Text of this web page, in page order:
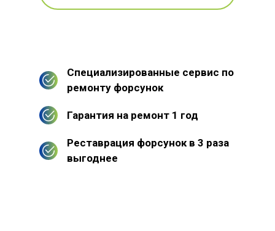
Специализированные сервис по
ремонту форсунок
Гарантия на ремонт 1 год
Реставрация форсунок в 3 раза
выгоднее